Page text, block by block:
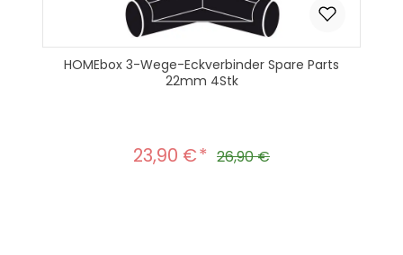
HOMEbox 3-Wege-Eckverbinder Spare Parts
22mm 4Stk
Verkaufspreis:
23,90 € Regulärer Preis:
26,90 €